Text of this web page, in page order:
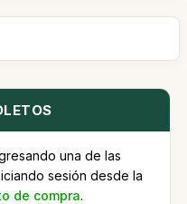
una de las
sesión desde la
de compra.